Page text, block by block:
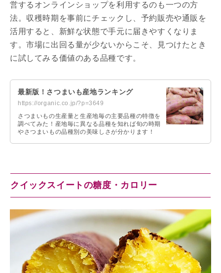
営するオンラインショップを利用するのも一つの方
法。収穫時期を事前にチェックし、予約販売や通販を
活用すると、新鮮な状態で手元に届きやすくなりま
す。市場に出回る量が少ないからこそ、見つけたとき
に試してみる価値のある品種です。
最新版！さつまいも産地ランキング
https://organic.co.jp/?p=3649
さつまいもの生産量と生産地毎の主要品種の特徴を
調べてみた！産地毎に異なる品種を知れば旬の時期
やさつまいもの品種別の美味しさが分かります！
クイックスイートの糖度・カロリー